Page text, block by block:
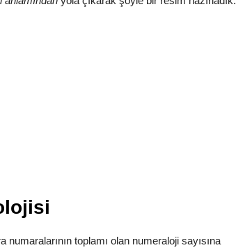
toplamı olan numeraloji sayısına